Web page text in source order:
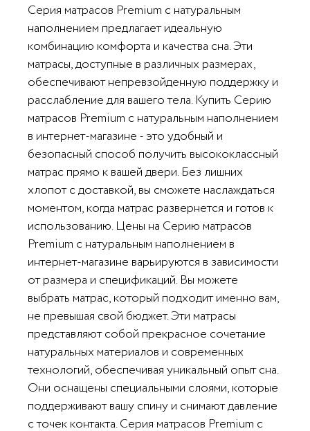
Серия матрасов Premium с натуральным
наполнением предлагает идеальную
комбинацию комфорта и качества сна. Эти
матрасы, доступные в различных размерах,
обеспечивают непревзойденную поддержку и
расслабление для вашего тела. Купить Серию
матрасов Premium с натуральным наполнением
в интернет-магазине - это удобный и
безопасный способ получить высококлассный
матрас прямо к вашей двери. Без лишних
хлопот с доставкой, вы сможете наслаждаться
моментом, когда матрас развернется и готов к
использованию. Цены на Серию матрасов
Premium с натуральным наполнением в
интернет-магазине варьируются в зависимости
от размера и спецификаций. Вы можете
выбрать матрас, который подходит именно вам,
не превышая свой бюджет. Эти матрасы
представляют собой прекрасное сочетание
натуральных материалов и современных
технологий, обеспечивая уникальный опыт сна.
Они оснащены специальными слоями, которые
поддерживают вашу спину и снимают давление
с точек контакта. Серия матрасов Premium с